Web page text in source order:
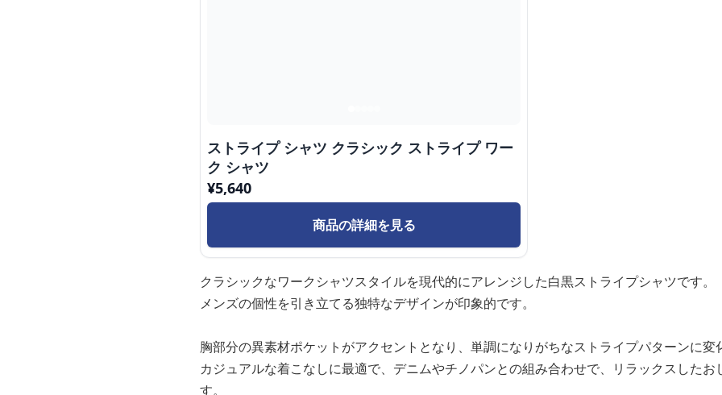
ストライプ シャツ クラシック ストライプ ワー
ク シャツ
¥5,640
商品の詳細を見る
クラシックなワークシャツスタイルを現代的にアレンジした白黒ストライプシャツです。
メンズの個性を引き立てる独特なデザインが印象的です。
胸部分の異素材ポケットがアクセントとなり、単調になりがちなストライプパターンに変
カジュアルな着こなしに最適で、デニムやチノパンとの組み合わせで、リラックスしたお
す。